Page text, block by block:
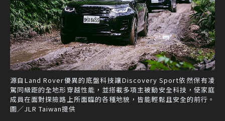
源自Land Rover優異的底盤科技讓Discovery Sport依然保有凌
駕同級距的全地形穿越性能，並搭載多項主被動安全科技，使家庭
成員在面對探險路上所面臨的各種地貌，皆能輕鬆且安全的前行。
圖／JLR Taiwan提供